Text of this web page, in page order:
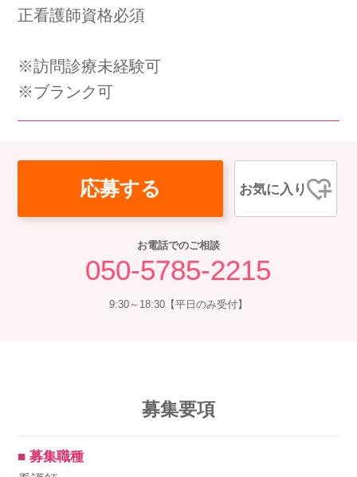
会社概要 個人情報保護方針
お知らせ 採用担当者様へ
正看護師資格必須
※訪問診療未経験可
※ブランク可
応募する お気に入り
お電話でのご相談
050-5785-2215
9:30～18:30【平日のみ受付】
募集要項
■ 募集職種